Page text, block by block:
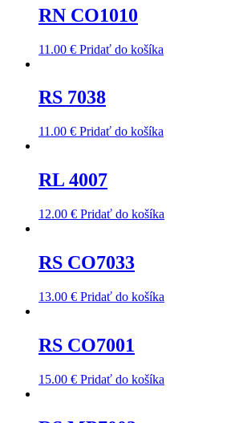
RN CO1010
11.00 € Pridať do košíka
RS 7038
11.00 € Pridať do košíka
RL 4007
12.00 € Pridať do košíka
RS CO7033
13.00 € Pridať do košíka
RS CO7001
15.00 € Pridať do košíka